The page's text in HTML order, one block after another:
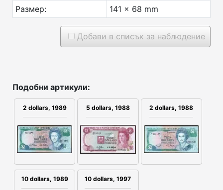
Размер:
141 x 68 mm
Добави в списък за наблюдение
Подобни артикули:
2 dollars, 1989 5 dollars, 1988 2 dollars, 1988
10 dollars, 1989 10 dollars, 1997